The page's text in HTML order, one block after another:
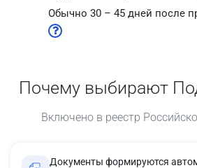
Обычно 30 – 45 дней после
Почему выбирают
Включено в реестр
Документы формируются